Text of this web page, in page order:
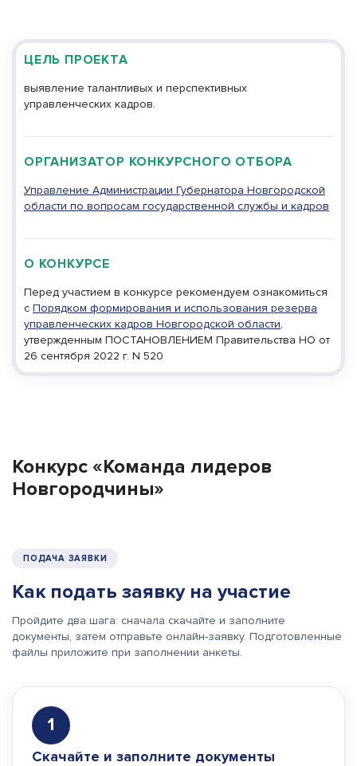
ЦЕЛЬ ПРОЕКТА
выявление талантливых и перспективных
управленческих кадров.
ОРГАНИЗАТОР КОНКУРСНОГО ОТБОРА
Управление Администрации Губернатора Новгородской
области по вопросам государственной службы и кадров
О КОНКУРСЕ
Перед участием в конкурсе рекомендуем ознакомиться
с Порядком формирования и использования резерва
управленческих кадров Новгородской области,
утвержденным ПОСТАНОВЛЕНИЕМ Правительства НО от
26 сентября 2022 г. N 520
Конкурс «Команда лидеров
Новгородчины»
ПОДАЧА ЗАЯВКИ
Как подать заявку на участие
Пройдите два шага: сначала скачайте и заполните
документы, затем отправьте онлайн-заявку. Подготовленные
файлы приложите при заполнении анкеты.
1
Скачайте и заполните документы